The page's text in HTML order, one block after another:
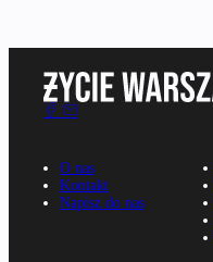
O nas
Kontakt
Napisz do nas